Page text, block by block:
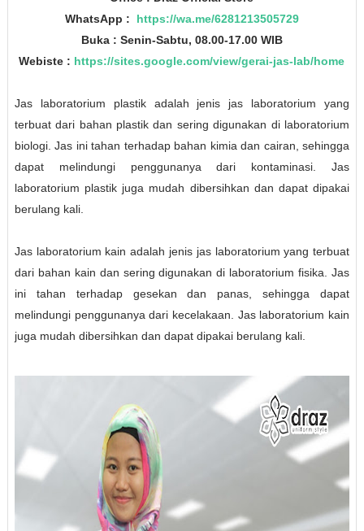
WhatsApp : https://wa.me/6281213505729
Buka : Senin-Sabtu, 08.00-17.00 WIB
Webiste : https://sites.google.com/view/gerai-jas-lab/home
Jas laboratorium plastik adalah jenis jas laboratorium yang
terbuat dari bahan plastik dan sering digunakan di laboratorium
biologi. Jas ini tahan terhadap bahan kimia dan cairan, sehingga
dapat melindungi penggunanya dari kontaminasi. Jas
laboratorium plastik juga mudah dibersihkan dan dapat dipakai
berulang kali.
Jas laboratorium kain adalah jenis jas laboratorium yang terbuat
dari bahan kain dan sering digunakan di laboratorium fisika. Jas
ini tahan terhadap gesekan dan panas, sehingga dapat
melindungi penggunanya dari kecelakaan. Jas laboratorium kain
juga mudah dibersihkan dan dapat dipakai berulang kali.